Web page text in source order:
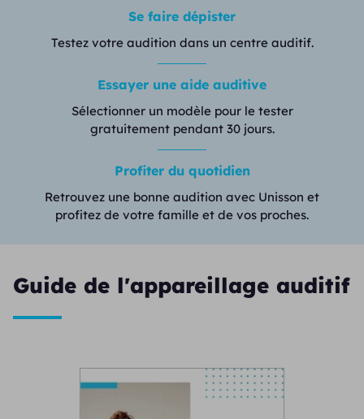
Se faire dépister
Testez votre audition dans un centre auditif.
Essayer une aide auditive
Sélectionner un modèle pour le tester
gratuitement pendant 30 jours.
Profiter du quotidien
Retrouvez une bonne audition avec Unisson et
profitez de votre famille et de vos proches.
Guide de l'appareillage auditif